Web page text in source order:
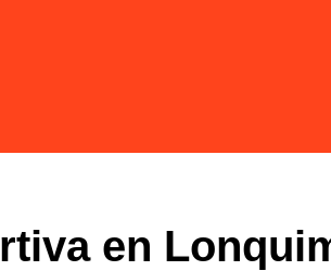
en